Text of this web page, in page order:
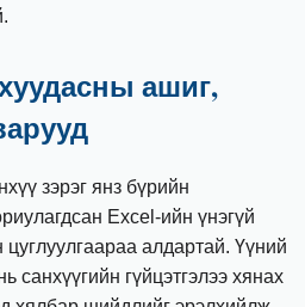
ашиг,
зэрэг янз бүрийн
Excel-ийн үнэгүй
алдартай. Үүний
санхүүгийн гүйцэтгэлээ хянах